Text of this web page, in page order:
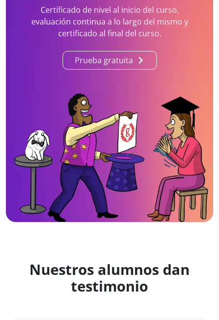
Certificado de nivel al inicio del curso,
evaluación continua a lo largo del mismo y
certificado al final del curso.
Prueba gratuita
Nuestros alumnos dan
testimonio